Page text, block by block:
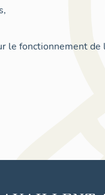
le fonctionnement de